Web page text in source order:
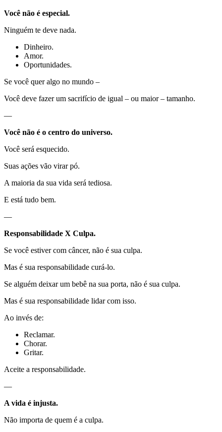
Você não é especial.
Ninguém te deve nada.
Dinheiro.
Amor.
Oportunidades.
Se você quer algo no mundo –
Você deve fazer um sacrifício de igual – ou maior – tamanho.
—
Você não é o centro do universo.
Você será esquecido.
Suas ações vão virar pó.
A maioria da sua vida será tediosa.
E está tudo bem.
—
Responsabilidade X Culpa.
Se você estiver com câncer, não é sua culpa.
Mas é sua responsabilidade curá-lo.
Se alguém deixar um bebê na sua porta, não é sua culpa.
Mas é sua responsabilidade lidar com isso.
Ao invés de:
Reclamar.
Chorar.
Gritar.
Aceite a responsabilidade.
—
A vida é injusta.
Não importa de quem é a culpa.